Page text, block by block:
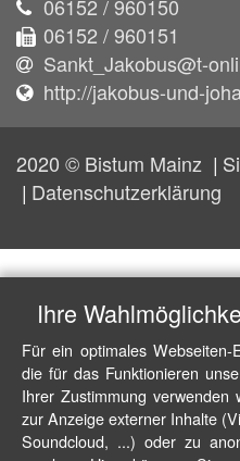
06152 / 960150
06152 / 960151
Sankt_Jakobus@t-
http://jakobus-und-
2020 © Bistum Mainz
Datenschutzerklärung
Ihre
Für ein optimales Webseiten-
die für das Funktionieren
Ihrer Zustimmung
zur Anzeige externer Inhalte
Soundcloud, ...) oder zu